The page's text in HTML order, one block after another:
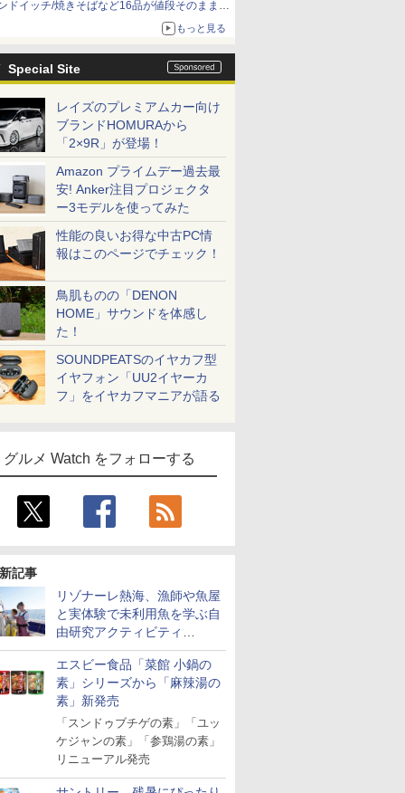
ドイッチ/焼きそばなど16品が値段そのままで
もっと見る
Special Site
レイズのプレミアムカー向け
ブランドHOMURAから
「2×9R」が登場！
Amazon プライムデー過去最
安! Anker注目プロジェクタ
ー3モデルを使ってみた
性能の良いお得な中古PC情
報はこのページでチェック！
鳥肌ものの「DENON
HOME」サウンドを体感し
た！
SOUNDPEATSのイヤカフ型
イヤフォン「UU2イヤーカ
フ」をイヤカフマニアが語る
グルメ Watch をフォローする
記事
リゾナーレ熱海、漁師や魚屋
と実体験で未利用魚を学ぶ自
由研究アクティビティ
「Fisherman's Academy」を
実施中
エスビー食品「菜館 小鍋の
素」シリーズから「麻辣湯の
素」新発売
「スンドゥブチゲの素」「ユッ
ケジャンの素」「参鶏湯の素」
リニューアル発売